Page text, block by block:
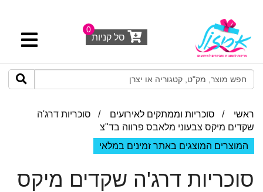
סל קניות
0
ראשי / סוכריות וממתקים לאירועים / סוכריות דרג'ה
שקדים מיקס צבעוני מלאבס פרווה בד"צ
המוצרים המוצגים באתר זמינים במלאי
סוכריות דרג'ה שקדים מיקס